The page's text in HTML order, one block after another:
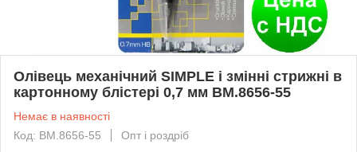
Олівець механічний SIMPLE і змінні стрижні в
картонному блістері 0,7 мм BM.8656-55
Немає в наявності
Код: BM.8656-55
Опт і роздріб